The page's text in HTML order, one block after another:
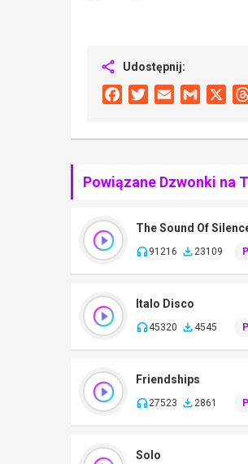
Udostępnij:
FacebookTwitterEmail Gmail
Powiązane Dzwonki na
The Sound Of
91216 23109
Italo Disco
45320 4545
Friendships
27523 2861
Solo